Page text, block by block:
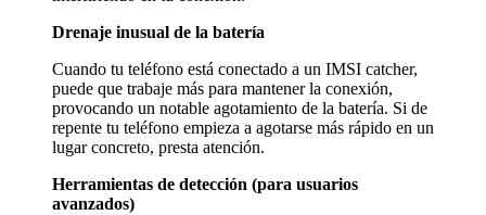
Drenaje inusual de la batería
Cuando tu teléfono está conectado a un IMSI catcher,
puede que trabaje más para mantener la conexión,
provocando un notable agotamiento de la batería. Si de
repente tu teléfono empieza a agotarse más rápido en un
lugar concreto, presta atención.
Herramientas de detección (para usuarios
avanzados)